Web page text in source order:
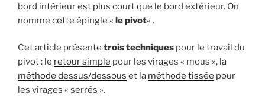
bord intérieur est plus court que le bord extérieur. On
nomme cette épingle « le pivot« .
Cet article présente trois techniques pour le travail du
pivot : le retour simple pour les virages « mous », la
méthode dessus/dessous et la méthode tissée pour
les virages « serrés ».